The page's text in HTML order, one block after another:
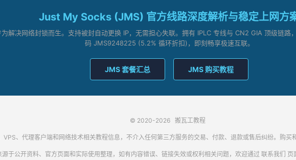
Just My Socks (JMS) 官方线路深度解析与稳定上网方
解决网络封锁而生。支持被封自动更换 IP，无需担心失联。拥有 IPLC 专线与 CN2 GIA 顶级链路
码 JMS9248225 (5.2% 循环折扣)，即刻畅享极速互联。
JMS 套餐汇总 JMS 购买教程
© 2020-2026 搬瓦工教程
、代理客户端和网络技术相关教程信息，不介入任何第三方服务的交易、付款、退款或售后纠纷。购买
于公开资料、官方页面和实际使用整理，如有内容错误、链接失效或权利相关问题，欢迎通过 联系我们 页